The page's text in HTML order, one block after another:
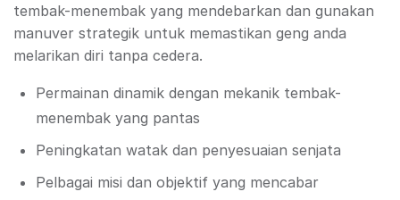
tembak-menembak yang mendebarkan dan gunakan
manuver strategik untuk memastikan geng anda
melarikan diri tanpa cedera.
Permainan dinamik dengan mekanik tembak-
menembak yang pantas
Peningkatan watak dan penyesuaian senjata
Pelbagai misi dan objektif yang mencabar